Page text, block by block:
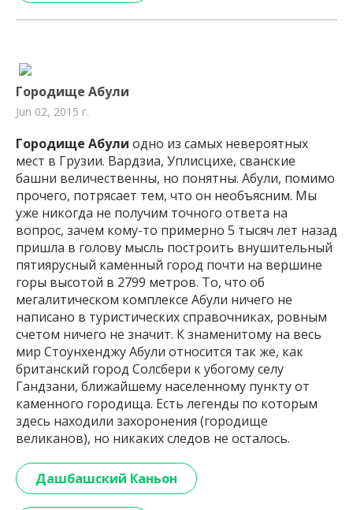
Городище Абули
Jun 02, 2015 г.
Городище Абули одно из самых невероятных
мест в Грузии. Вардзиа, Уплисцихе, сванские
башни величественны, но понятны. Абули, помимо
прочего, потрясает тем, что он необъясним. Мы
уже никогда не получим точного ответа на
вопрос, зачем кому-то примерно 5 тысяч лет назад
пришла в голову мысль построить внушительный
пятиярусный каменный город почти на вершине
горы высотой в 2799 метров. То, что об
мегалитическом комплексе Абули ничего не
написано в туристических справочниках, ровным
счетом ничего не значит. К знаменитому на весь
мир Стоунхенджу Абули относится так же, как
британский город Солсбери к убогому селу
Гандзани, ближайшему населенному пункту от
каменного городища. Есть легенды по которым
здесь находили захоронения (городище
великанов), но никаких следов не осталось.
Дашбашский Каньон